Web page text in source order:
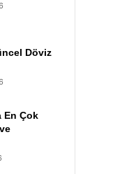
Döviz
En Çok